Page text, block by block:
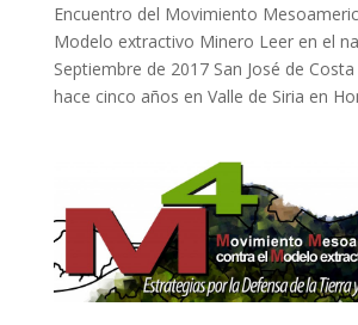
Encuentro del Movimiento
Modelo extractivo Minero Leer en el
Septiembre de 2017 San José de
hace cinco años en Valle de Siria en